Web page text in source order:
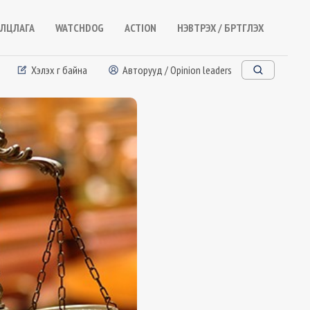
WATCHDOG ACTION НЭВТРЭХ / БҮРТГҮҮЛЭХ
Хэлэх үг байна Авторууд / Opinion leaders